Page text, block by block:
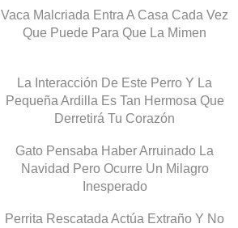
Vaca Malcriada Entra A Casa Cada Vez
Que Puede Para Que La Mimen
La Interacción De Este Perro Y La
Pequeña Ardilla Es Tan Hermosa Que
Derretirá Tu Corazón
Gato Pensaba Haber Arruinado La
Navidad Pero Ocurre Un Milagro
Inesperado
Perrita Rescatada Actúa Extraño Y No